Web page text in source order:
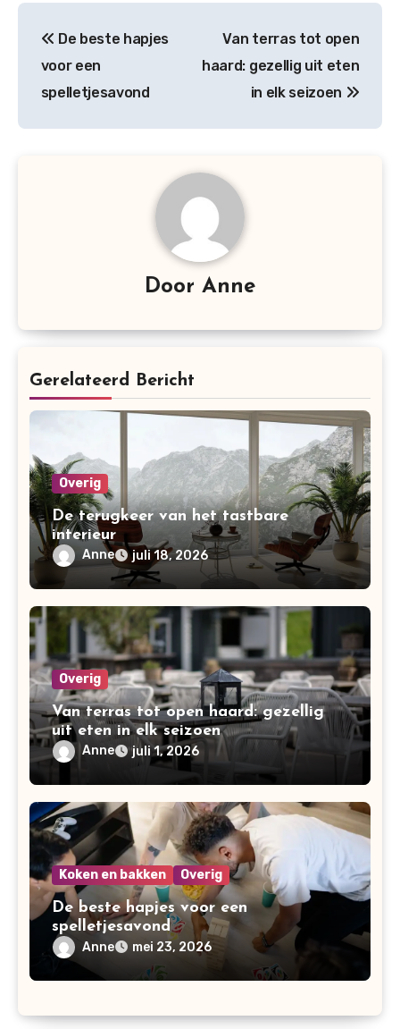
navigatie
De beste hapjes
voor een
spelletjesavond
Van terras tot open
haard: gezellig uit eten
in elk seizoen
Door Anne
Gerelateerd Bericht
Overig
De terugkeer van het tastbare
interieur
Anne juli 18, 2026
Overig
Van terras tot open haard: gezellig
uit eten in elk seizoen
Anne juli 1, 2026
Koken en bakken Overig
De beste hapjes voor een
spelletjesavond
Anne mei 23, 2026